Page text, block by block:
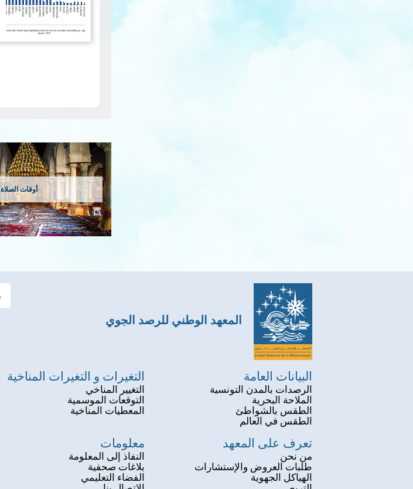
أوقات الصلاة
المعهد الوطني للرصد الجوي
البيانات العامة
الرصدات بالمدن التونسية
الملاحة البحرية
الطقس بالشواطئ
الطقس في العالم
التغيرات و التغيرات المناخية
التغيير المناخي
التوقعات الموسمية
المعطيات المناخية
تعرف على المعهد
من نحن
طلبات العروض والإستشارات
الهياكل الجهوية
معلومات
النفاذ إلى المعلومة
بلاغات صحفية
الفضاء التعليمي